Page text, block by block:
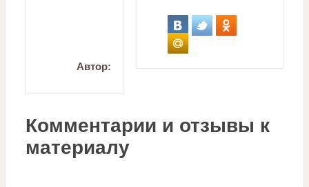
Автор:
Комментарии и отзывы к
материалу